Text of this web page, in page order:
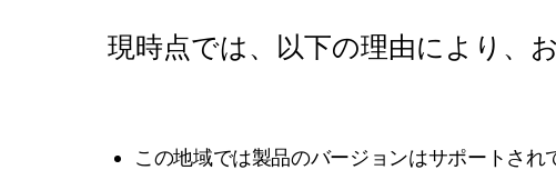
現時点では、以下の理由により、
この地域では製品のバージョンはサポートされ